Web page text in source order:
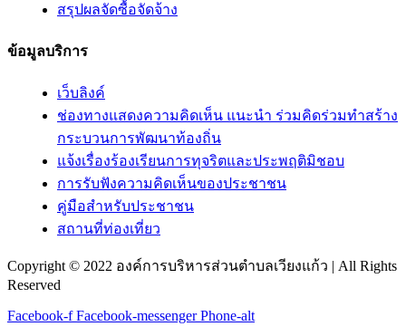
สรุปผลจัดซื้อจัดจ้าง
ข้อมูลบริการ
เว็บลิงค์
ช่องทางแสดงความคิดเห็น แนะนำ ร่วมคิดร่วมทำสร้าง
กระบวนการพัฒนาท้องถิ่น
แจ้งเรื่องร้องเรียนการทุจริตและประพฤติมิชอบ
การรับฟังความคิดเห็นของประชาชน
คู่มือสำหรับประชาชน
สถานที่ท่องเที่ยว
Copyright © 2022 องค์การบริหารส่วนตำบลเวียงแก้ว | All Rights
Reserved
Facebook-f Facebook-messenger Phone-alt